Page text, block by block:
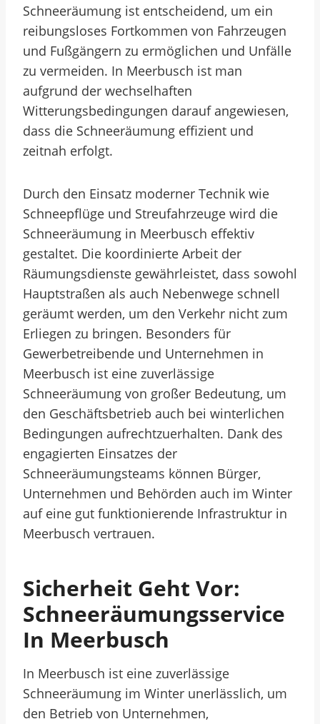
Schneeräumung ist entscheidend, um ein
reibungsloses Fortkommen von Fahrzeugen
und Fußgängern zu ermöglichen und Unfälle
zu vermeiden. In Meerbusch ist man
aufgrund der wechselhaften
Witterungsbedingungen darauf angewiesen,
dass die Schneeräumung effizient und
zeitnah erfolgt.
Durch den Einsatz moderner Technik wie
Schneepflüge und Streufahrzeuge wird die
Schneeräumung in Meerbusch effektiv
gestaltet. Die koordinierte Arbeit der
Räumungsdienste gewährleistet, dass sowohl
Hauptstraßen als auch Nebenwege schnell
geräumt werden, um den Verkehr nicht zum
Erliegen zu bringen. Besonders für
Gewerbetreibende und Unternehmen in
Meerbusch ist eine zuverlässige
Schneeräumung von großer Bedeutung, um
den Geschäftsbetrieb auch bei winterlichen
Bedingungen aufrechtzuerhalten. Dank des
engagierten Einsatzes der
Schneeräumungsteams können Bürger,
Unternehmen und Behörden auch im Winter
auf eine gut funktionierende Infrastruktur in
Meerbusch vertrauen.
Sicherheit Geht Vor:
Schneeräumungsservice
In Meerbusch
In Meerbusch ist eine zuverlässige
Schneeräumung im Winter unerlässlich, um
den Betrieb von Unternehmen,